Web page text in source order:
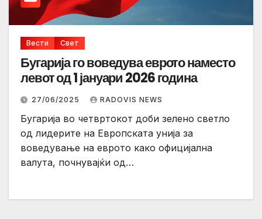
Вести Свет
Бугарија го воведува еврото наместо
левот од 1 јануари 2026 година
27/06/2025 RADOVIS NEWS
Бугарија во четвртокот доби зелено светло
од лидерите на Европската унија за
воведување на еврото како официјална
валута, почнувајќи од…